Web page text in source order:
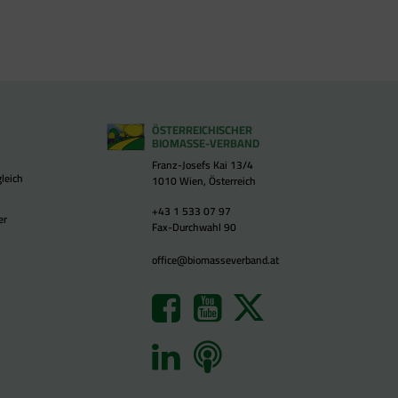
ÖSTERREICHISCHER
BIOMASSE-VERBAND
Franz-Josefs Kai 13/4
1010 Wien, Österreich
+43 1 533 07 97
Fax-Durchwahl 90
office@biomasseverband.at